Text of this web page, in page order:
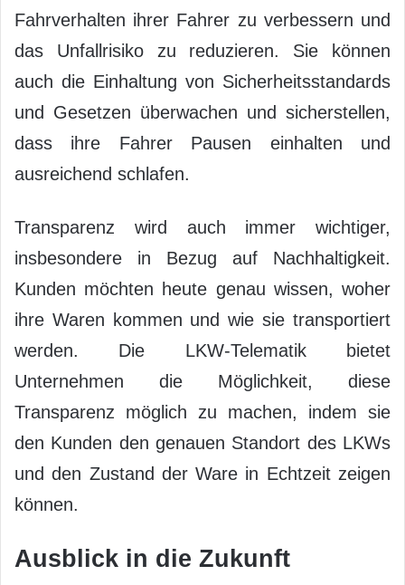
Fahrverhalten ihrer Fahrer zu verbessern und
das Unfallrisiko zu reduzieren. Sie können
auch die Einhaltung von Sicherheitsstandards
und Gesetzen überwachen und sicherstellen,
dass ihre Fahrer Pausen einhalten und
ausreichend schlafen.
Transparenz wird auch immer wichtiger,
insbesondere in Bezug auf Nachhaltigkeit.
Kunden möchten heute genau wissen, woher
ihre Waren kommen und wie sie transportiert
werden. Die LKW-Telematik bietet
Unternehmen die Möglichkeit, diese
Transparenz möglich zu machen, indem sie
den Kunden den genauen Standort des LKWs
und den Zustand der Ware in Echtzeit zeigen
können.
Ausblick in die Zukunft